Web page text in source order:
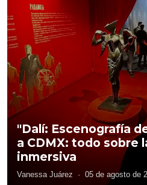
"Dalí: Escenografía
a CDMX: todo sobre
inmersiva
Vanessa Juárez · 05 de agosto de